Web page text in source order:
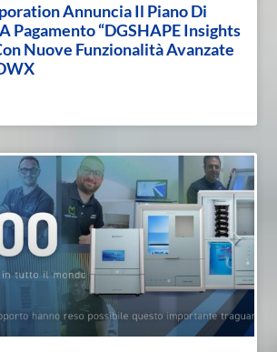
Annuncia Il Piano Di
Pagamento “DGSHAPE Insights
Nuove Funzionalità Avanzate